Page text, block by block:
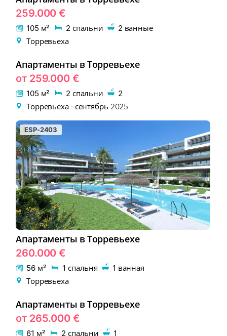
259.000 €
105 м² 2 спальни
2 ванные
Торревьеха
EON-324-2 НОВОСТРОЙКА
Апартаменты в Торревьехе
от 259.000 €
105 м² 2 спальни
2
Торревьеха · сентябрь 2025
ESP-2403
Апартаменты в Торревьехе
260.000 €
56 м² 1 спальня
1 ванная
Торревьеха
EON-201-2 НОВОСТРОЙКА
Апартаменты в Торревьехе
от 265.000 €
61 м² 2 спальни
1